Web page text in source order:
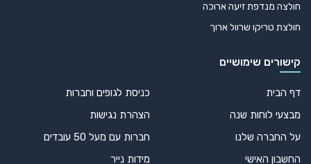
חולצה מנדפת זיעה ארוכה
חולצת טריקו שרוול ארוך
קישורים שימושיים
דף הבית
מבצעי לוחות שנה
על החברה שלנו
החשבון האישי
כניסת לגופים וחברות
הצהרת נגישות
חברות עם מעל 50 עובדים
מידות נייר